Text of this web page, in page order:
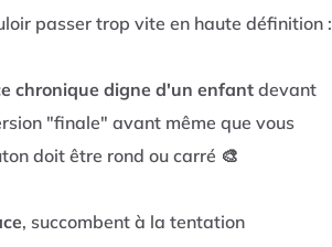
passer trop vite en haute définition :
chronique digne d'un enfant devant
"finale" avant même que vous
doit être rond ou carré 🎨
, succombent à la tentation